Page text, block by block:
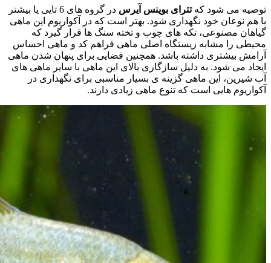
توصیه می شود کهتترای بوینس آیرس
در گروه های 6 تایی یا بیشتر
با هم نوعان خود نگهداری شود. بهتر است که در آکواریوم این ماهی
گیاهان مصنوعی، تکه های چوب و تخته سنگ ها قرار گیرد که
محیطی را مشابه زیستگاه اصلی ماهی فراهم کد و ماهی احساس
آرامش بیشتری داشته باشد. همچنین فضایی برای پنهان شدن ماهی
ایجاد می شود. به دلیل سازگاری بالای این ماهی با سایر ماهی های
آب شیرین، این ماهی گزینه ی بسیار مناسبی برای نگهداری در
آکواریوم هایی است که تنوع ماهی زیادی دارند.